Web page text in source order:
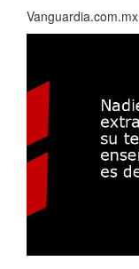
Vanguardia.com.mx